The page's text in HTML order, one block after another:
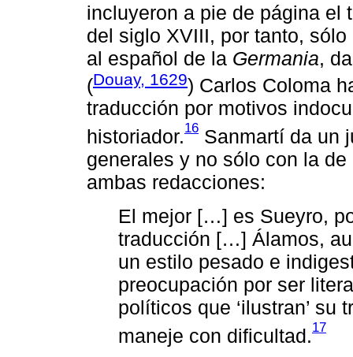
incluyeron a pie de página el
del siglo XVIII, por tanto,
al español de la Germania,
(Douay, 1629) Carlos Coloma
traducción por motivos
historiador.16 Sanmartí da un
generales y no sólo con la
ambas redacciones:
El mejor […] es Sueyro,
traducción […] Álamos,
un estilo pesado e
preocupación por ser
políticos que ‘ilustran’ su
maneje con dificultad.17